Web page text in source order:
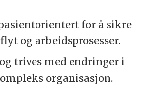
for å sikre
og arbeidsprosesser.
trives med endringer i
organisasjon.